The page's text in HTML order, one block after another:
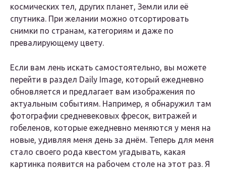
космических тел, других планет, Земли или её
спутника. При желании можно отсортировать
снимки по странам, категориям и даже по
превалирующему цвету.
Если вам лень искать самостоятельно, вы можете
перейти в раздел Daily Image, который ежедневно
обновляется и предлагает вам изображения по
актуальным событиям. Например, я обнаружил там
фотографии средневековых фресок, витражей и
гобеленов, которые ежедневно меняются у меня на
новые, удивляя меня день за днём. Теперь для меня
стало своего рода квестом угадывать, какая
картинка появится на рабочем столе на этот раз. Я